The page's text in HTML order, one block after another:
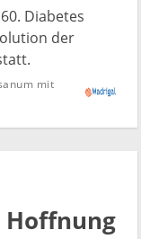
Diabetes
der
mit
Hoffnung